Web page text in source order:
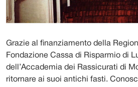
Grazie al finanziamento della
Fondazione Cassa di Risparmio di
dell’Accademia dei Rassicurati di
ritornare ai suoi antichi fasti.